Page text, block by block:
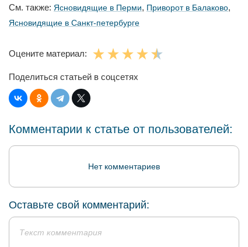
Оцените материал:
Поделиться статьей в соцсетях
Комментарии к статье от пользователей:
Нет комментариев
Оставьте свой комментарий:
См. также: Ясновидящие в Перми, Приворот в Балаково,
Ясновидящие в Санкт-петербурге